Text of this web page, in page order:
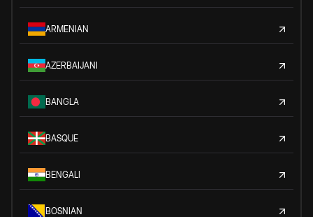
ARMENIAN
AZERBAIJANI
BANGLA
BASQUE
BENGALI
BOSNIAN